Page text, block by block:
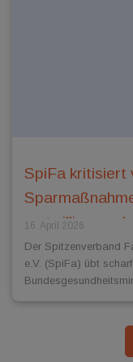
SpiFa kritisiert
mutwillig
16. April 2026
Der Spitzenverband
e.V. (SpiFa) übt